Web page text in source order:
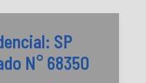
SP
N° 68350